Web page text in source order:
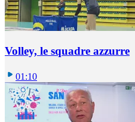
Volley, le squadre azzurre
01:10